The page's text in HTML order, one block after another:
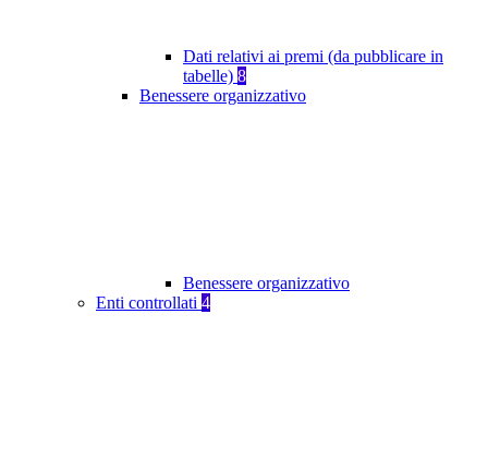
Dati relativi ai premi (da pubblicare in
tabelle) 8
Benessere organizzativo
Benessere organizzativo
Enti controllati 4